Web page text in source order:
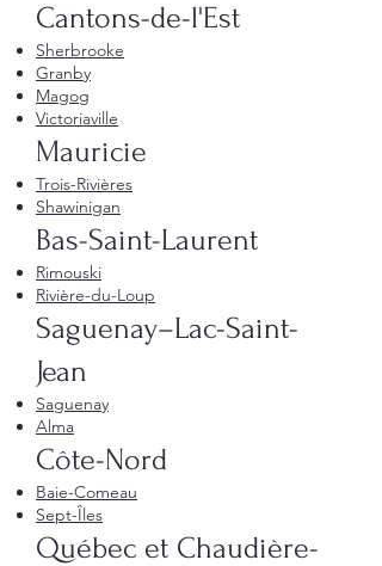
Cantons-de-l'Est
Sherbrooke
Granby
Magog
Victoriaville
Mauricie
Trois-Rivières
Shawinigan
Bas-Saint-Laurent
Rimouski
Rivière-du-Loup
Saguenay–Lac-Saint-
Jean
Saguenay
Alma
Côte-Nord
Baie-Comeau
Sept-Îles
Québec et Chaudière-